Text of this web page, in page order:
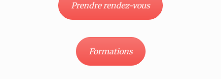
Prendre rendez-vous
Formations